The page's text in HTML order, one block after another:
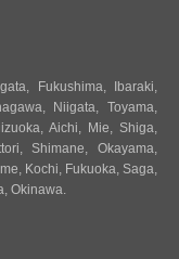
Fukushima Ibaraki
Niigata ,Toyama
,Aichi Mie Shiga
Shimane ,Okayama
Kochi Fukuoka Saga
Okinawa